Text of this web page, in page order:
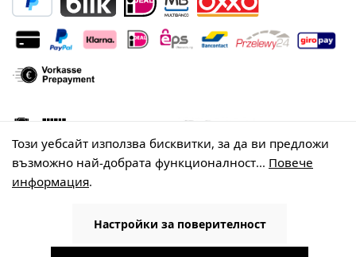
Този уебсайт използва бисквитки, за да ви предложи
възможно най-добрата функционалност... Повече
информация.
Настройки за поверителност